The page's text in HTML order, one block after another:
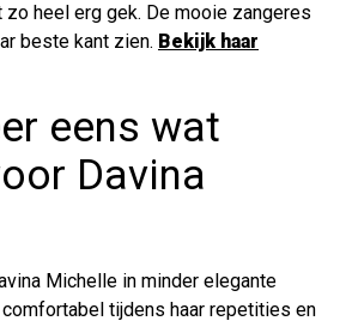
heel erg gek. De mooie zangeres
beste kant zien. Bekijk haar
eens wat
Davina
Michelle in minder elegante
tijdens haar repetities en